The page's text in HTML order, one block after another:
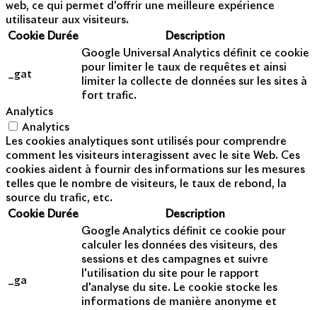
web, ce qui permet d'offrir une meilleure expérience
utilisateur aux visiteurs.
Cookie Durée Description
_gat
Google Universal Analytics définit ce cookie
pour limiter le taux de requêtes et ainsi
limiter la collecte de données sur les sites à
fort trafic.
Analytics
Analytics
Les cookies analytiques sont utilisés pour comprendre
comment les visiteurs interagissent avec le site Web. Ces
cookies aident à fournir des informations sur les mesures
telles que le nombre de visiteurs, le taux de rebond, la
source du trafic, etc.
Cookie Durée Description
_ga
Google Analytics définit ce cookie pour
calculer les données des visiteurs, des
sessions et des campagnes et suivre
l'utilisation du site pour le rapport
d'analyse du site. Le cookie stocke les
informations de manière anonyme et